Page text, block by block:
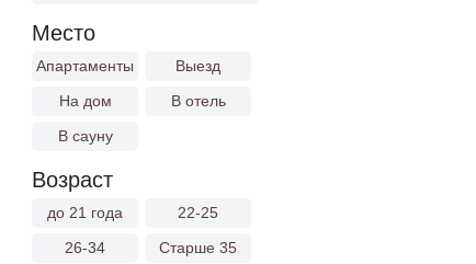
Место
Апартаменты
Выезд
На дом
В отель
В сауну
Возраст
до 21 года
22-25
26-34
Старше 35